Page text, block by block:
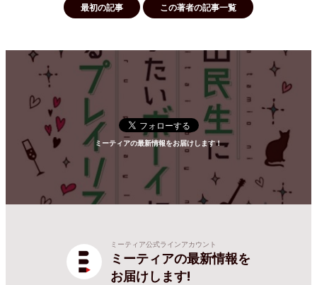
最初の記事 この著者の記事一覧
ミーティアの最新情報をお届けします！
ミーティア公式ラインアカウント
ミーティアの最新情報を
お届けします!